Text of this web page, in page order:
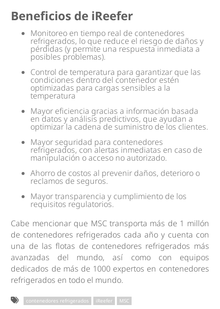
Beneficios de iReefer
Monitoreo en tiempo real de contenedores
refrigerados, lo que reduce el riesgo de daños y
pérdidas (y permite una respuesta inmediata a
posibles problemas).
Control de temperatura para garantizar que las
condiciones dentro del contenedor estén
optimizadas para cargas sensibles a la
temperatura
Mayor eficiencia gracias a información basada
en datos y análisis predictivos, que ayudan a
optimizar la cadena de suministro de los clientes.
Mayor seguridad para contenedores
refrigerados, con alertas inmediatas en caso de
manipulación o acceso no autorizado.
Ahorro de costos al prevenir daños, deterioro o
reclamos de seguros.
Mayor transparencia y cumplimiento de los
requisitos regulatorios.
Cabe mencionar que MSC transporta más de 1 millón
de contenedores refrigerados cada año y cuenta con
una de las flotas de contenedores refrigerados más
avanzadas del mundo, así como con equipos
dedicados de más de 1000 expertos en contenedores
refrigerados en todo el mundo.
contenedores refrigerados iReefer
MSC